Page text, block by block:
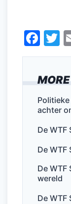
achter
De WTF
De WTF
De
wereld
De WTF
F
a
e
b
o
o
k
T